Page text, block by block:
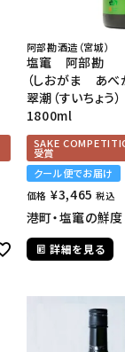
阿部勘酒造（宮城）
塩竃 阿部勘
（しおがま あべ
翠潮（すいちょう）
1800ml
SAKE
受賞
クール便でお届け
価格 ¥3,465 税込
港町・塩竃の鮮度
詳細を見る